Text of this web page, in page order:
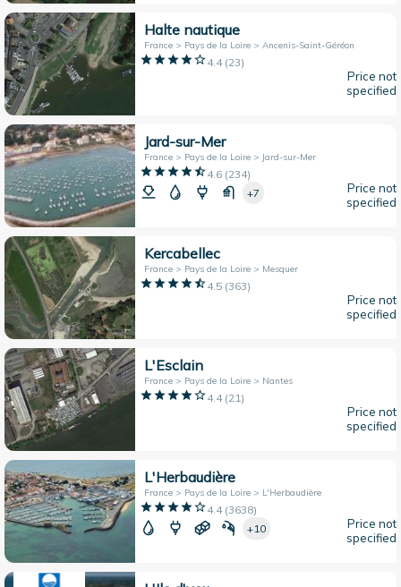
Halte nautique
France > Pays de la Loire > Ancenis-Saint-Géréon
4.4(23)
Price not
specified
Jard-sur-Mer
France > Pays de la Loire > Jard-sur-Mer
4.6(234)
+7
Price not
specified
Kercabellec
France > Pays de la Loire > Mesquer
4.5(363)
Price not
specified
L'Esclain
France > Pays de la Loire > Nantes
4.4(21)
Price not
specified
L'Herbaudière
France > Pays de la Loire > L'Herbaudière
4.4(3638)
+10
Price not
specified